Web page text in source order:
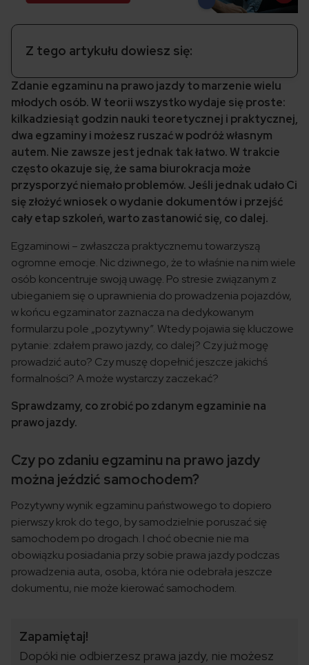
Z tego artykułu dowiesz się:
Zdanie egzaminu na prawo jazdy to marzenie wielu
młodych osób. W teorii wszystko wydaje się proste:
kilkadziesiąt godzin nauki teoretycznej i praktycznej,
dwa egzaminy i możesz ruszać w podróż własnym
autem. Nie zawsze jest jednak tak łatwo. W trakcie
często okazuje się, że sama biurokracja może
przysporzyć niemało problemów. Jeśli jednak udało Ci
się złożyć wniosek o wydanie dokumentów i przejść
cały etap szkoleń, warto zastanowić się, co dalej.
Egzaminowi – zwłaszcza praktycznemu towarzyszą
ogromne emocje. Nic dziwnego, że to właśnie na nim wiele
osób koncentruje swoją uwagę. Po stresie związanym z
ubieganiem się o uprawnienia do prowadzenia pojazdów,
w końcu egzaminator zaznacza na dedykowanym
formularzu pole „pozytywny”. Wtedy pojawia się kluczowe
pytanie: zdałem prawo jazdy, co dalej? Czy już mogę
prowadzić auto? Czy muszę dopełnić jeszcze jakichś
formalności? A może wystarczy zaczekać?
Sprawdzamy, co zrobić po zdanym egzaminie na
prawo jazdy.
Czy po zdaniu egzaminu na prawo jazdy
można jeździć samochodem?
Pozytywny wynik egzaminu państwowego to dopiero
pierwszy krok do tego, by samodzielnie poruszać się
samochodem po drogach. I choć obecnie nie ma
obowiązku posiadania przy sobie prawa jazdy podczas
prowadzenia auta, osoba, która nie odebrała jeszcze
dokumentu, nie może kierować samochodem.
Zapamiętaj!
Dopóki nie odbierzesz prawa jazdy, nie możesz